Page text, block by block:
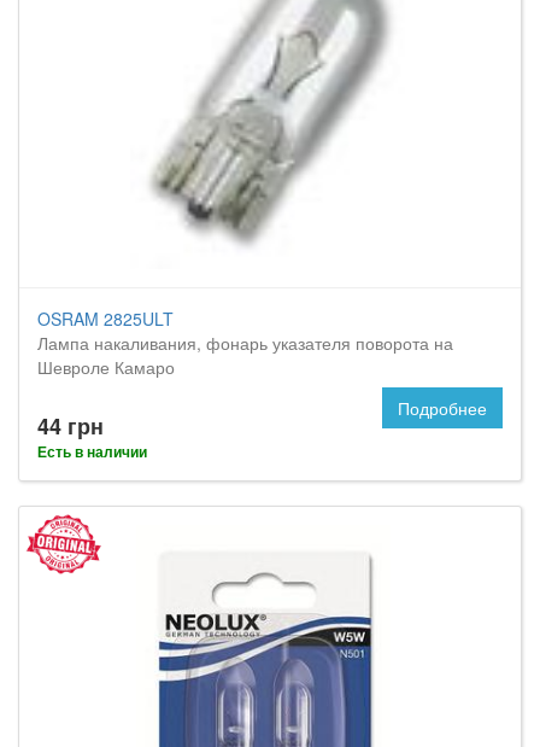
OSRAM 2825ULT
Лампа накаливания, фонарь указателя поворота на
Шевроле Камаро
44 грн
Есть в наличии
Подробнее